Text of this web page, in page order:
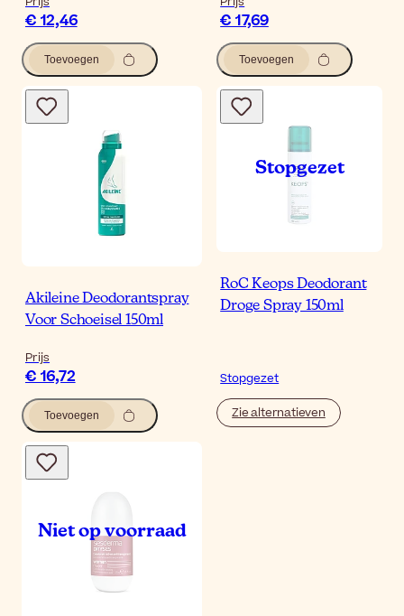
€ 12,46
Toevoegen
€ 17,69
Toevoegen
Akileine Deodorantspray
Voor Schoeisel 150ml
Prijs
€ 16,72
Toevoegen
RoC Keops Deodorant
Droge Spray 150ml
Stopgezet
Zie alternatieven